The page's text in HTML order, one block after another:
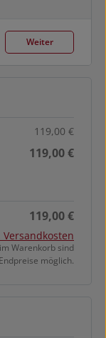
Weiter
119,00 €
119,00 €
119,00 €
Warenkorb sind
möglich.